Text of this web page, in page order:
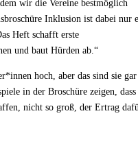
wir die Vereine bestmöglich
Inklusion ist dabei nur
Heft schafft erste
und baut Hürden ab.“
hoch, aber das sind sie gar
in der Broschüre zeigen, dass
nicht so groß, der Ertrag